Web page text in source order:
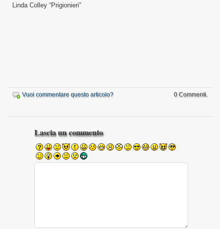
Linda Colley “Prigionieri”
Vuoi commentare questo articolo? 0 Commenti.
Lascia un commento